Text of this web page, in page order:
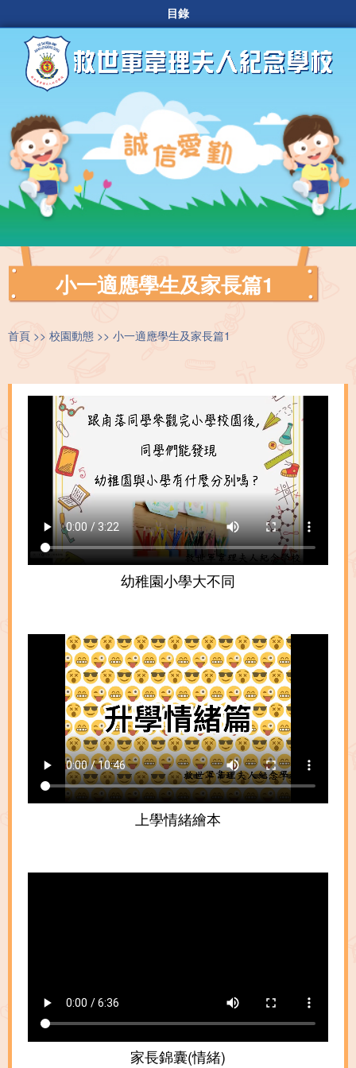
目錄
小一適應學生及家長篇1
首頁 校園動態 小一適應學生及家長篇1
幼稚園小學大不同
上學情緒繪本
家長錦囊(情緒)